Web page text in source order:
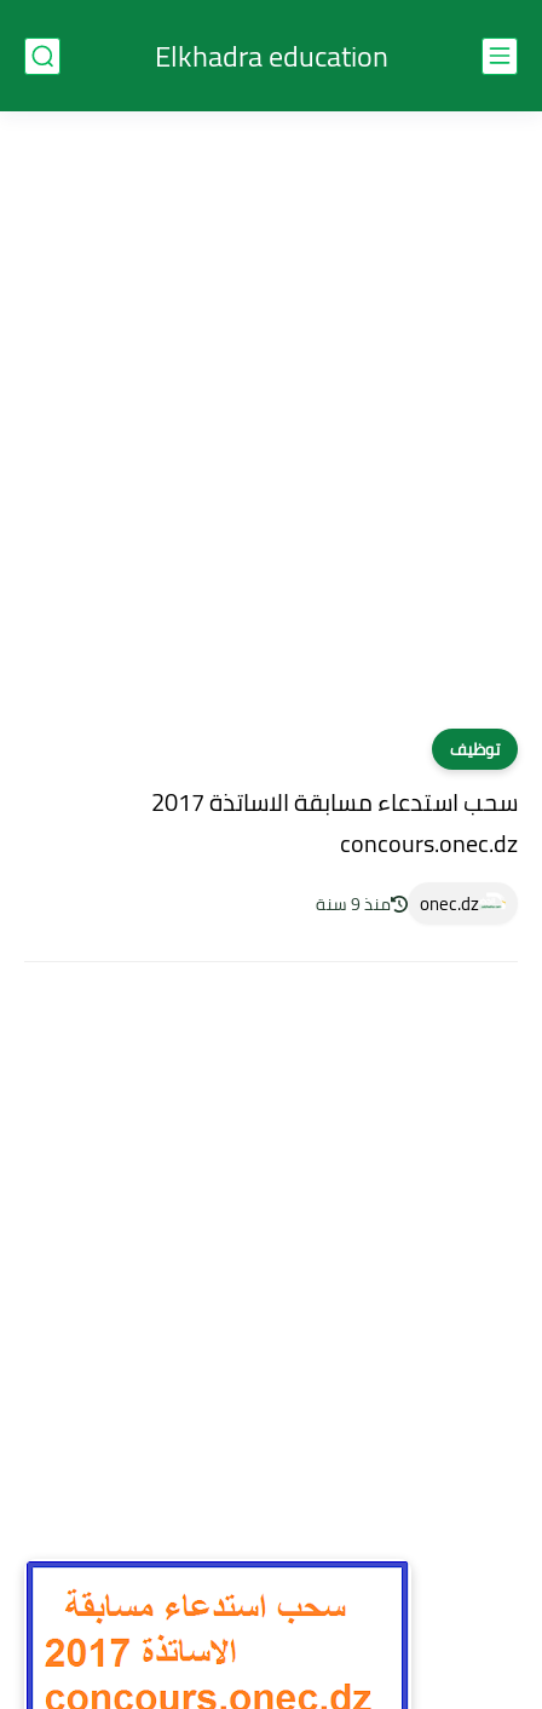
Elkhadra education
توظيف
سحب استدعاء مسابقة الاساتذة 2017
concours.onec.dz
onec.dz منذ 9 سنة